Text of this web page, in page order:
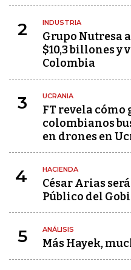
2 INDUSTRIA
Grupo Nutresa
$10,3 billones y
Colombia
3 UCRANIA
FT revela cómo
colombianos
en drones en
4 HACIENDA
César Arias
Público del
5 ANÁLISIS
Más Hayek,